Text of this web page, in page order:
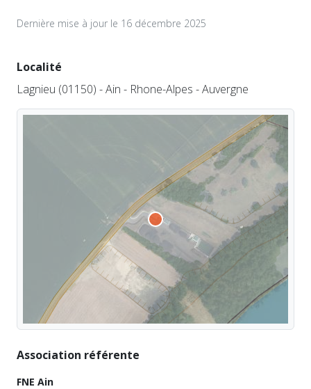
Dernière mise à jour le 16 décembre 2025
Localité
Lagnieu (01150) - Ain - Rhone-Alpes - Auvergne
Association référente
FNE Ain